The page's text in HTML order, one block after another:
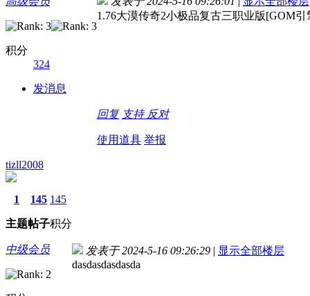
积分
324
发消息
1.76大漠传奇2小极品复古三职业版[GOM引
回复 支持 反对
使用道具 举报
tizll2008
1
主题
145
帖子
145
积分
中级会员 发表于 2024-5-16 09:26:29 | 显示全部楼层
dasdasdasdasda